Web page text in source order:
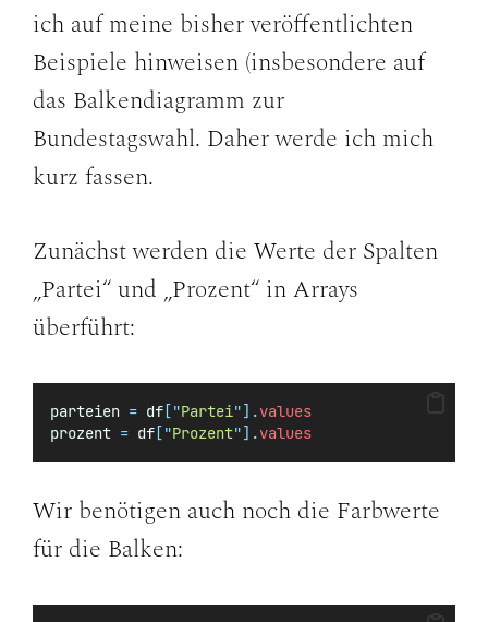
ich auf meine bisher veröffentlichten
Beispiele hinweisen (insbesondere auf
das Balkendiagramm zur
Bundestagswahl. Daher werde ich mich
kurz fassen.
Zunächst werden die Werte der Spalten
„Partei“ und „Prozent“ in Arrays
überführt:
parteien = df [ "Partei"].values
prozent = df [ "Prozent"].values
Wir benötigen auch noch die Farbwerte
für die Balken: